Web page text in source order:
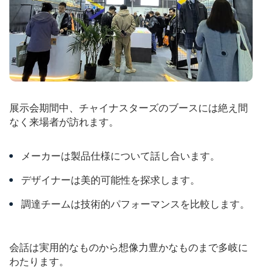
展示会期間中、チャイナスターズのブースには絶え間
なく来場者が訪れます。
メーカーは製品仕様について話し合います。
デザイナーは美的可能性を探求します。
調達チームは技術的パフォーマンスを比較します。
会話は実用的なものから想像力豊かなものまで多岐に
わたります。